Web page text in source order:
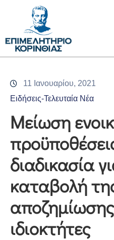
Επιμελητήριο
Υπηρεσίες
Προγράμματα
Εκδηλώσεις
Επικοινωνία
11 Ιανουαρίου, 2021
Ειδήσεις-Τελευταία Νέα
Μείωση
διαδικασία
καταβολή
ιδιοκτήτες